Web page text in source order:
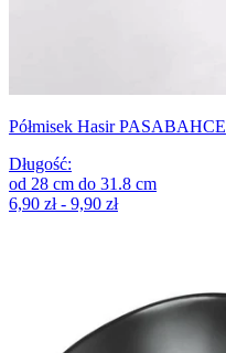
Półmisek Hasir PASABAHCE
Długość:
od 28 cm do 31.8 cm
6,90 zł - 9,90 zł